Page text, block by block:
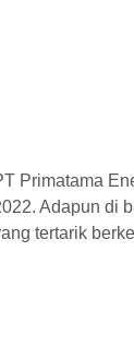
Primatama
Adapun di
tertarik